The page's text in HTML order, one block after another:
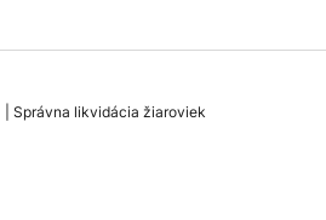
Správna likvidácia žiaroviek